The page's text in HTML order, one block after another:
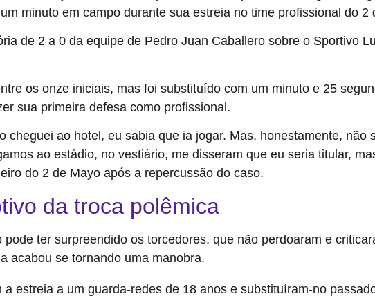
minuto em campo durante sua estreia no time profissional do 2
de 2 a 0 da equipe de Pedro Juan Caballero sobre o Sportivo
os onze iniciais, mas foi substituído com um minuto e 25
sua primeira defesa como profissional.
cheguei ao hotel, eu sabia que ia jogar. Mas, honestamente,
ao estádio, no vestiário, me disseram que eu seria titular,
do 2 de Mayo após a repercussão do caso.
da troca polêmica
pode ter surpreendido os torcedores, que não perdoaram e
acabou se tornando uma manobra.
a estreia a um guarda-redes de 18 anos e substituíram-no